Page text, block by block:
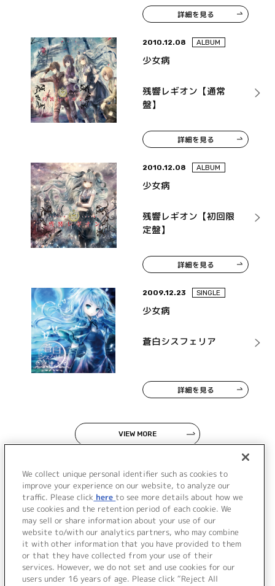
詳細を見る
2010.12.08 ALBUM
少女病
残響レギオン【通常
盤】
詳細を見る
2010.12.08 ALBUM
少女病
残響レギオン【初回限
定盤】
詳細を見る
2009.12.23 SINGLE
少女病
蒼白シスフェリア
詳細を見る
VIEW MORE
JP
We collect unique personal identifier such as cookies to
improve your experience on our website, to analyze our
traffic. Please click here to see more details about how we
use cookies and the retention period of each cookie. We
may sell or share information about your use of our
website to/with our analytics partners, who may combine
it with other information that you have provided to them
or that they have collected from your use of their
services. However, we do not set and use cookies for our
users under 16 years of age. Please click “Reject All